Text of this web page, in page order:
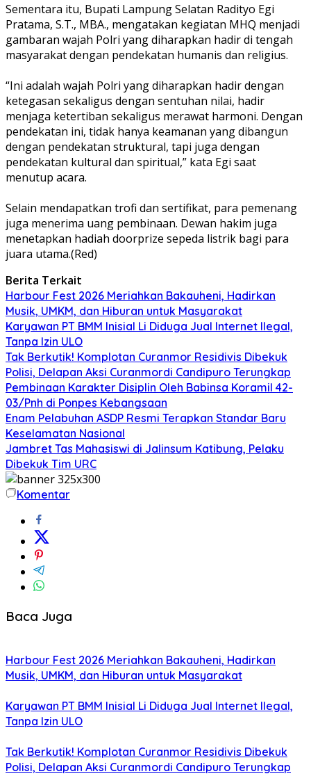
‎Sementara itu, Bupati Lampung Selatan Radityo Egi
Pratama, S.T., MBA., mengatakan kegiatan MHQ menjadi
gambaran wajah Polri yang diharapkan hadir di tengah
masyarakat dengan pendekatan humanis dan religius.
‎“Ini adalah wajah Polri yang diharapkan hadir dengan
ketegasan sekaligus dengan sentuhan nilai, hadir
menjaga ketertiban sekaligus merawat harmoni. Dengan
pendekatan ini, tidak hanya keamanan yang dibangun
dengan pendekatan struktural, tapi juga dengan
pendekatan kultural dan spiritual,” kata Egi saat
menutup acara.
‎Selain mendapatkan trofi dan sertifikat, para pemenang
juga menerima uang pembinaan. Dewan hakim juga
menetapkan hadiah doorprize sepeda listrik bagi para
juara utama.(Red)
Berita Terkait
Harbour Fest 2026 Meriahkan Bakauheni, Hadirkan
Musik, UMKM, dan Hiburan untuk Masyarakat
Karyawan PT BMM Inisial Li Diduga Jual Internet Ilegal,
Tanpa Izin ULO
Tak Berkutik! Komplotan Curanmor Residivis Dibekuk
Polisi, Delapan Aksi Curanmordi Candipuro Terungkap
Pembinaan Karakter Disiplin Oleh Babinsa Koramil 42-
03/Pnh di Ponpes Kebangsaan
Enam Pelabuhan ASDP Resmi Terapkan Standar Baru
Keselamatan Nasional
Jambret Tas Mahasiswi di Jalinsum Katibung, Pelaku
Dibekuk Tim URC
Komentar
Baca Juga
Harbour Fest 2026 Meriahkan Bakauheni, Hadirkan
Musik, UMKM, dan Hiburan untuk Masyarakat
Karyawan PT BMM Inisial Li Diduga Jual Internet Ilegal,
Tanpa Izin ULO
Tak Berkutik! Komplotan Curanmor Residivis Dibekuk
Polisi, Delapan Aksi Curanmordi Candipuro Terungkap